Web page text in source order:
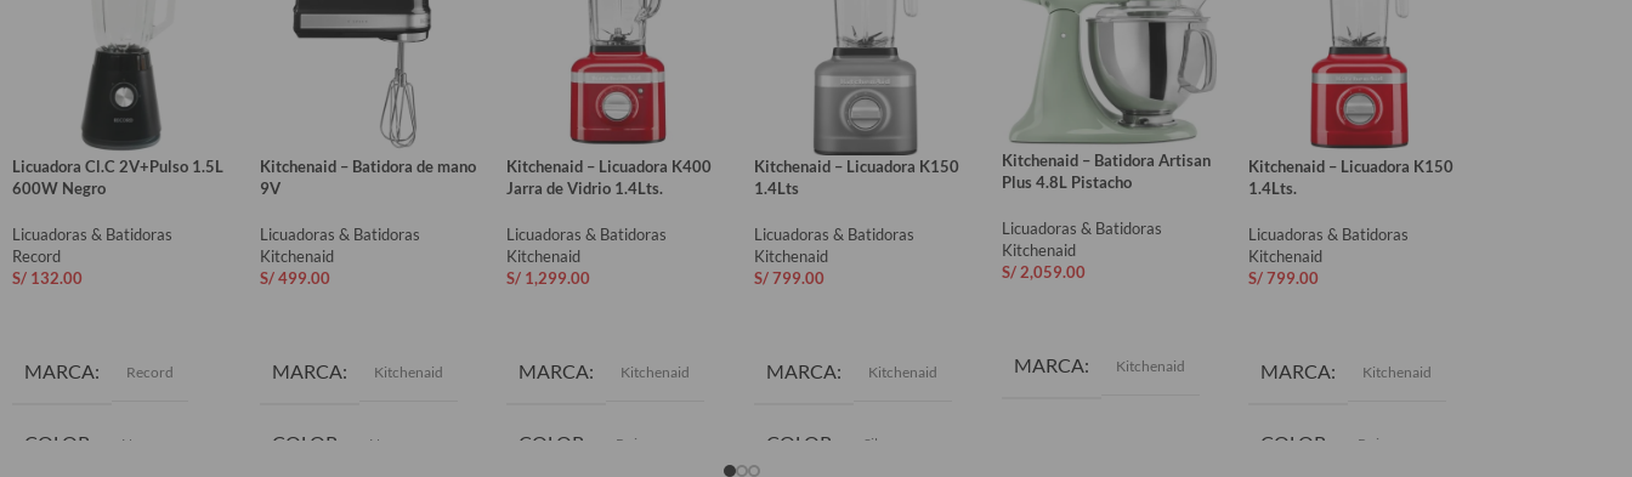
Licuadora Cl.C 2V+Pulso 1.5L
600W Negro
Licuadoras & Batidoras
Record
S/ 132.00
MARCA Record
COLOR Negro
Kitchenaid – Batidora de mano
9V
Licuadoras & Batidoras
Kitchenaid
S/499.00
MARCA Kitchenaid
COLOR Negro
Kitchenaid – Licuadora K400
Jarra de Vidrio 1.4Lts.
Licuadoras & Batidoras
Kitchenaid
S/ 1,299.00
MARCA Kitchenaid
COLOR Rojo
Kitchenaid – Licuadora K150
1.4Lts
Licuadoras & Batidoras
Kitchenaid
S/799.00
MARCA Kitchenaid
COLOR Silver
Kitchenaid – Batidora Artisan
Plus 4.8L Pistacho
Licuadoras & Batidoras
Kitchenaid
S/2,059.00
MARCA Kitchenaid
Kitchenaid – Licuadora K150
1.4Lts.
Licuadoras & Batidoras
Kitchenaid
S/799.00
MARCA Kitchenaid
COLOR Rojo